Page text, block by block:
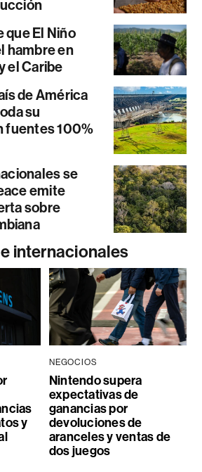
que El Niño
hambre en
el Caribe
de América
su
fuentes 100%
se
emite
sobre
internacionales
y
NEGOCIOS
Nintendo supera
expectativas de
ganancias por
devoluciones de
aranceles y ventas de
dos juegos